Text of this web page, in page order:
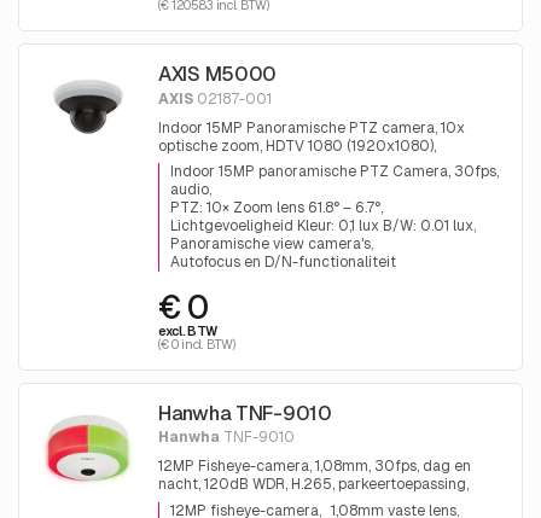
(€ 1205.83 incl. BTW)
AXIS M5000
AXIS 02187-001
Indoor 15MP Panoramische PTZ camera, 10x
optische zoom, HDTV 1080 (1920x1080),
dag&nacht, infrarood filter, audio, 3x5MP
Sensoren voor 360° bewaking.
Indoor 15MP panoramische PTZ Camera, 30fps,
audio
PTZ: 10× Zoom lens 61.8° – 6.7°
Lichtgevoeligheid Kleur: 0,1 lux B/W: 0.01 lux
Panoramische view camera's
Autofocus en D/N-functionaliteit
€ 0
excl. BTW
(€ 0 incl. BTW)
Hanwha TNF-9010
Hanwha TNF-9010
12MP Fisheye-camera, 1,08mm, 30fps, dag en
nacht, 120dB WDR, H.265, parkeertoepassing,
monitor tot 16 vrije parkeerplaatsen
12MP fisheye-camera
1,08mm vaste lens